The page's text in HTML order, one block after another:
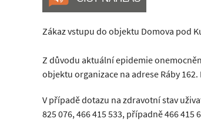
Zákaz vstupu do objektu Domova pod
Z důvodu aktuální epidemie
objektu organizace na adrese Ráby
V případě dotazu na zdravotní stav
825 076, 466 415 533, případně 466 415